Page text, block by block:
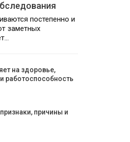
постепенно и
заметных
на здоровье,
работоспособность
причины и